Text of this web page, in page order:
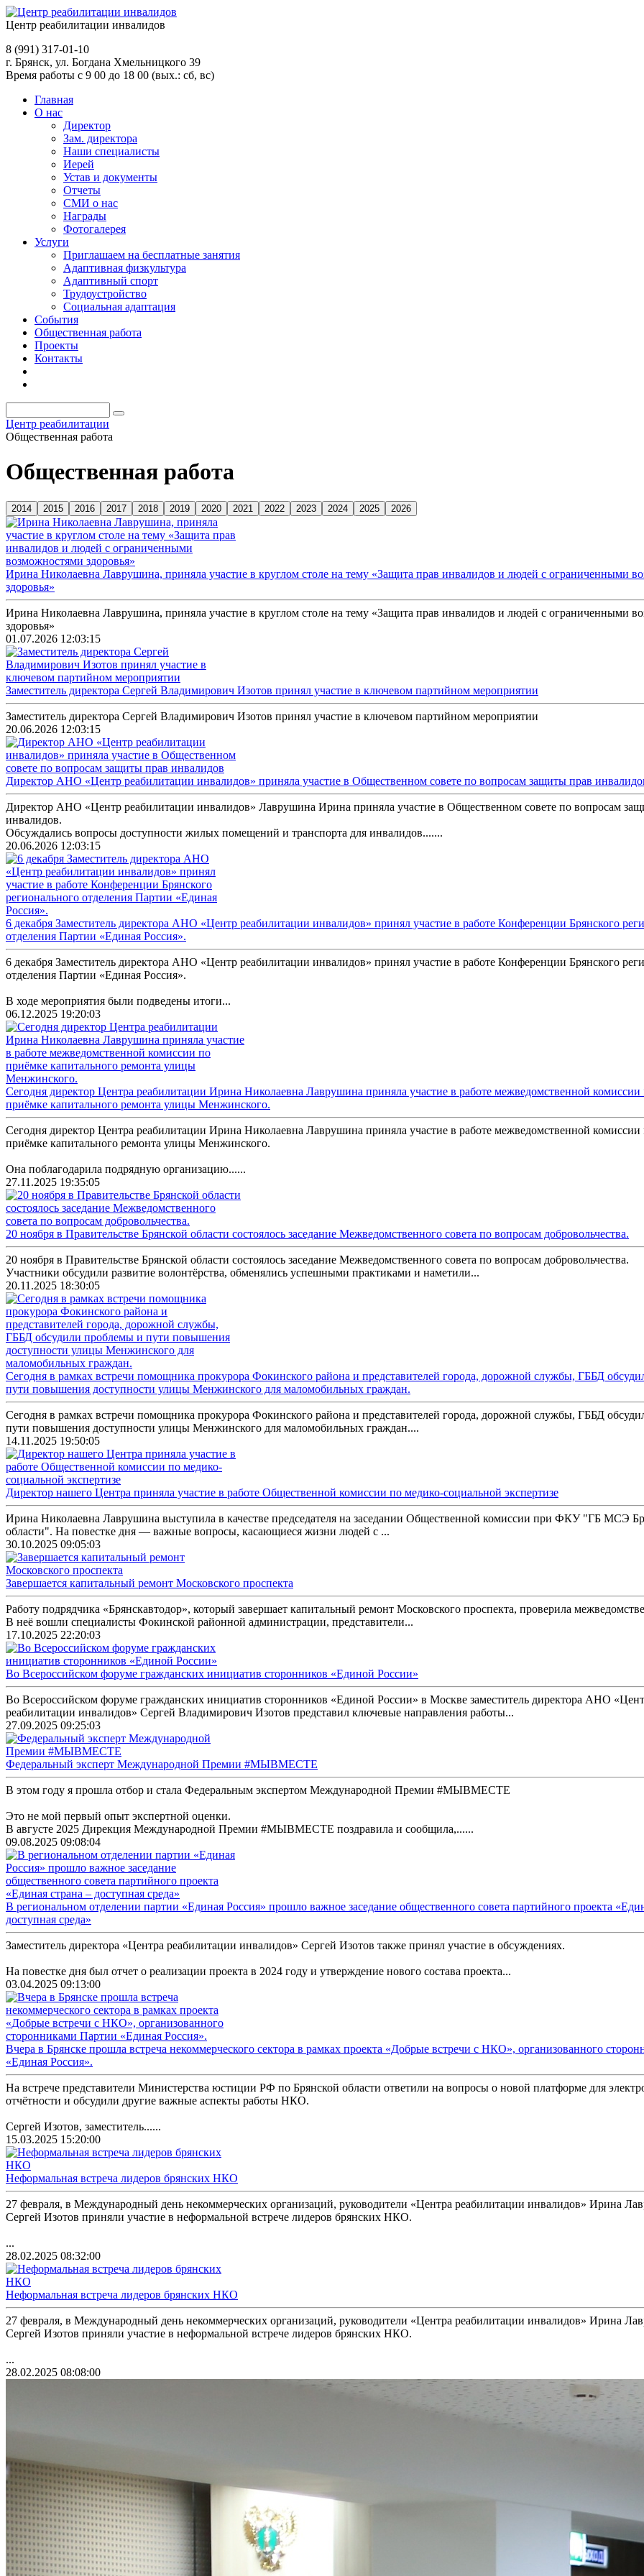
Центр реабилитации инвалидов
8 (991) 317-01-10
г. Брянск, ул. Богдана Хмельницкого 39
Время работы с 9 00 до 18 00 (вых.: сб, вс)
Главная
О нас
Директор
Зам. директора
Наши специалисты
Иерей
Устав и документы
Отчеты
СМИ о нас
Награды
Фотогалерея
Услуги
Приглашаем на бесплатные занятия
Адаптивная физкультура
Адаптивный спорт
Трудоустройство
Социальная адаптация
События
Общественная работа
Проекты
Контакты
Центр реабилитации
Общественная работа
Общественная работа
Ирина Николаевна Лаврушина, приняла участие в круглом столе на тему «Защита прав инвалидов и людей с ограниченными
здоровья»
Ирина Николаевна Лаврушина, приняла участие в круглом столе на тему «Защита прав инвалидов и людей с ограниченными
здоровья»
01.07.2026 12:03:15
Заместитель директора Сергей Владимирович Изотов принял участие в ключевом партийном мероприятии
Заместитель директора Сергей Владимирович Изотов принял участие в ключевом партийном мероприятии
20.06.2026 12:03:15
Директор АНО «Центр реабилитации инвалидов» приняла участие в Общественном совете по вопросам защиты прав
Директор АНО «Центр реабилитации инвалидов» Лаврушина Ирина приняла участие в Общественном совете по вопросам
инвалидов.
Обсуждались вопросы доступности жилых помещений и транспорта для инвалидов.......
20.06.2026 12:03:15
6 декабря Заместитель директора АНО «Центр реабилитации инвалидов» принял участие в работе Конференции Брянского
отделения Партии «Единая Россия».
6 декабря Заместитель директора АНО «Центр реабилитации инвалидов» принял участие в работе Конференции Брянского
отделения Партии «Единая Россия».
В ходе мероприятия были подведены итоги...
06.12.2025 19:20:03
Сегодня директор Центра реабилитации Ирина Николаевна Лаврушина приняла участие в работе межведомственной комиссии
приёмке капитального ремонта улицы Менжинского.
Сегодня директор Центра реабилитации Ирина Николаевна Лаврушина приняла участие в работе межведомственной комиссии
приёмке капитального ремонта улицы Менжинского.
Она поблагодарила подрядную организацию......
27.11.2025 19:35:05
20 ноября в Правительстве Брянской области состоялось заседание Межведомственного совета по вопросам добровольчества.
20 ноября в Правительстве Брянской области состоялось заседание Межведомственного совета по вопросам добровольчества.
Участники обсудили развитие волонтёрства, обменялись успешными практиками и наметили...
20.11.2025 18:30:05
Сегодня в рамках встречи помощника прокурора Фокинского района и представителей города, дорожной службы, ГББД
пути повышения доступности улицы Менжинского для маломобильных граждан.
Сегодня в рамках встречи помощника прокурора Фокинского района и представителей города, дорожной службы, ГББД
пути повышения доступности улицы Менжинского для маломобильных граждан....
14.11.2025 19:50:05
Директор нашего Центра приняла участие в работе Общественной комиссии по медико-социальной экспертизе
Ирина Николаевна Лаврушина выступила в качестве председателя на заседании Общественной комиссии при ФКУ "ГБ МСЭ
области". На повестке дня — важные вопросы, касающиеся жизни людей с ...
30.10.2025 09:05:03
Завершается капитальный ремонт Московского проспекта
Работу подрядчика «Брянскавтодор», который завершает капитальный ремонт Московского проспекта, проверила
В неё вошли специалисты Фокинской районной администрации, представители...
17.10.2025 22:20:03
Во Всероссийском форуме гражданских инициатив сторонников «Единой России»
Во Всероссийском форуме гражданских инициатив сторонников «Единой России» в Москве заместитель директора АНО
реабилитации инвалидов» Сергей Владимирович Изотов представил ключевые направления работы...
27.09.2025 09:25:03
Федеральный эксперт Международной Премии #МЫВМЕСТЕ
В этом году я прошла отбор и стала Федеральным экспертом Международной Премии #МЫВМЕСТЕ
Это не мой первый опыт экспертной оценки.
В августе 2025 Дирекция Международной Премии #МЫВМЕСТЕ поздравила и сообщила,......
09.08.2025 09:08:04
В региональном отделении партии «Единая Россия» прошло важное заседание общественного совета партийного проекта
доступная среда»
Заместитель директора «Центра реабилитации инвалидов» Сергей Изотов также принял участие в обсуждениях.
На повестке дня был отчет о реализации проекта в 2024 году и утверждение нового состава проекта...
03.04.2025 09:13:00
Вчера в Брянске прошла встреча некоммерческого сектора в рамках проекта «Добрые встречи с НКО», организованного
«Единая Россия».
На встрече представители Министерства юстиции РФ по Брянской области ответили на вопросы о новой платформе для
отчётности и обсудили другие важные аспекты работы НКО.
Сергей Изотов, заместитель......
15.03.2025 15:20:00
Неформальная встреча лидеров брянских НКО
27 февраля, в Международный день некоммерческих организаций, руководители «Центра реабилитации инвалидов» Ирина
Сергей Изотов приняли участие в неформальной встрече лидеров брянских НКО.
...
28.02.2025 08:32:00
Неформальная встреча лидеров брянских НКО
27 февраля, в Международный день некоммерческих организаций, руководители «Центра реабилитации инвалидов» Ирина
Сергей Изотов приняли участие в неформальной встрече лидеров брянских НКО.
...
28.02.2025 08:08:00